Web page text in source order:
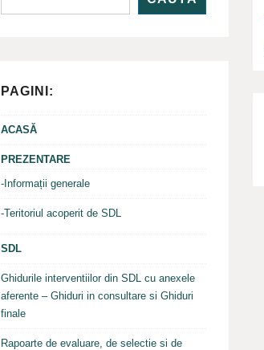
PAGINI:
ACASĂ
PREZENTARE
-Informații generale
-Teritoriul acoperit de SDL
SDL
Ghidurile interventiilor din SDL cu anexele
aferente – Ghiduri in consultare si Ghiduri
finale
Rapoarte de evaluare, de selectie si de